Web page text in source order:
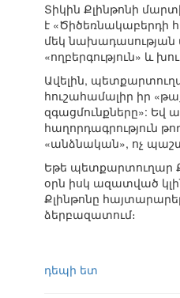
Տիկին Քլինթոնի
է «Ծիծեռնակաբերդի
մեկ նախադասության
«ողբերգություն» և
Ավելին,
հուշահամալիր իր
զգացմունքները»: Եվ
հաղորդագրություն
«անձնական», ոչ
Եթե պետքարտուղար
օրն իսկ ազատված
Քլինթոնը
ձերբազատում։
դեպի ետ